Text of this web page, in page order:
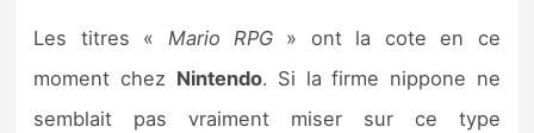
Tests d’accessoires
Les titres « Mario RPG » ont la cote en ce
moment chez Nintendo. Si la firme nippone ne
semblait pas vraiment miser sur ce type